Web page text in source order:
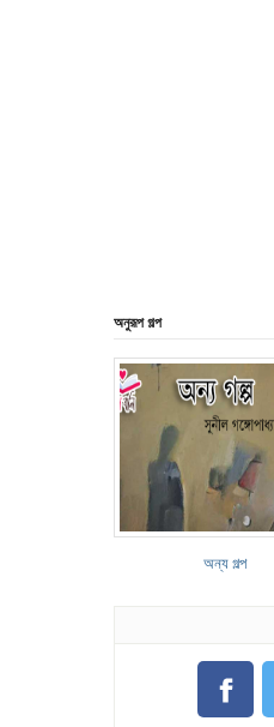
অনুরূপ গল্প
অন্য গল্প